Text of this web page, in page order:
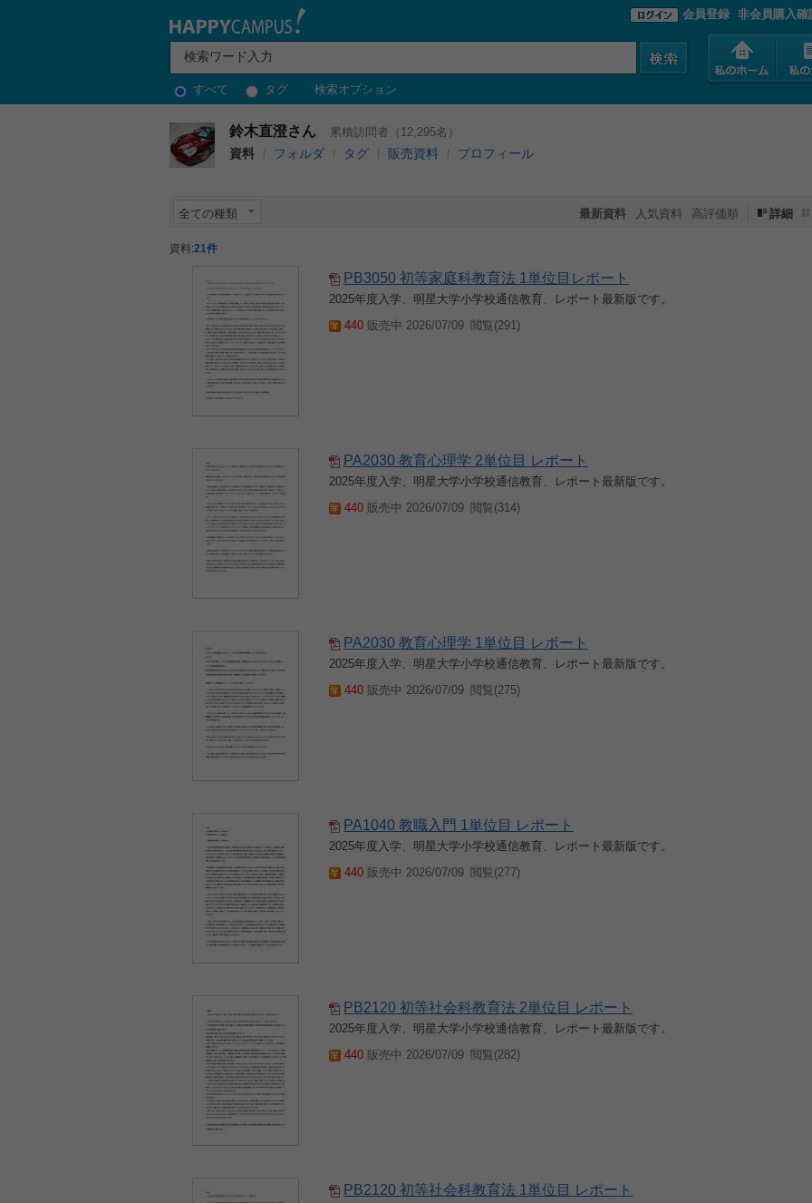
すべて タグ 検索オプション
会員登録 非会員購入確
鈴木直澄さん 累積訪問者（12,295名）
資料 フォルダ タグ 販売資料 プロフィール
全ての種類 最新資料 人気資料 高評価順 詳細
資料:21件
PB3050 初等家庭科教育法 1単位目レポート
2025年度入学、明星大学小学校通信教育、レポート最新版です。
440 販売中 2026/07/09 閲覧(291)
PA2030 教育心理学 2単位目 レポート
2025年度入学、明星大学小学校通信教育、レポート最新版です。
440 販売中 2026/07/09 閲覧(314)
PA2030 教育心理学 1単位目 レポート
2025年度入学、明星大学小学校通信教育、レポート最新版です。
440 販売中 2026/07/09 閲覧(275)
PA1040 教職入門 1単位目 レポート
2025年度入学、明星大学小学校通信教育、レポート最新版です。
440 販売中 2026/07/09 閲覧(277)
PB2120 初等社会科教育法 2単位目 レポート
2025年度入学、明星大学小学校通信教育、レポート最新版です。
440 販売中 2026/07/09 閲覧(282)
PB2120 初等社会科教育法 1単位目 レポート